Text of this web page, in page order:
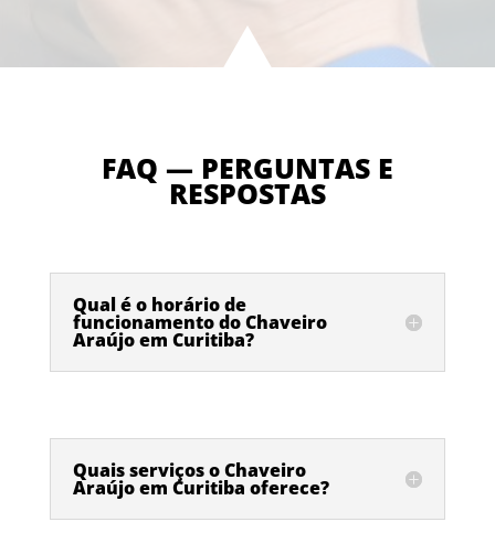
FAQ — PERGUNTAS E
RESPOSTAS
Qual é o horário de
funcionamento do Chaveiro
Araújo em Curitiba?
Quais serviços o Chaveiro
Araújo em Curitiba oferece?